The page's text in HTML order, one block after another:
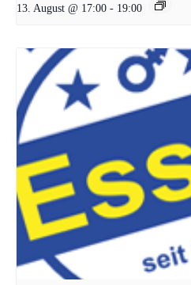
13. August @ 17:00 - 19:00